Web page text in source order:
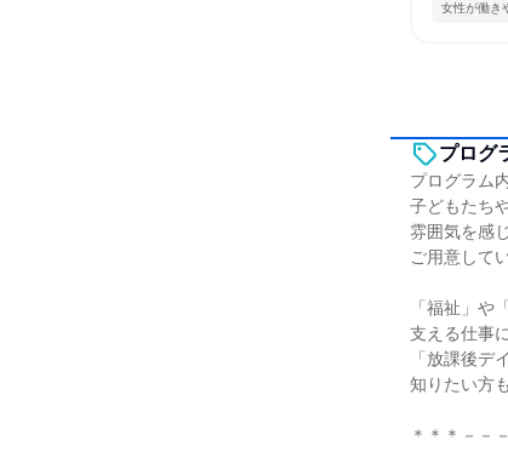
女性が働き
プログ
プログラム
子どもたち
雰囲気を感
ご用意して
「福祉」や
支える仕事
「放課後デ
知りたい方
＊＊＊－－